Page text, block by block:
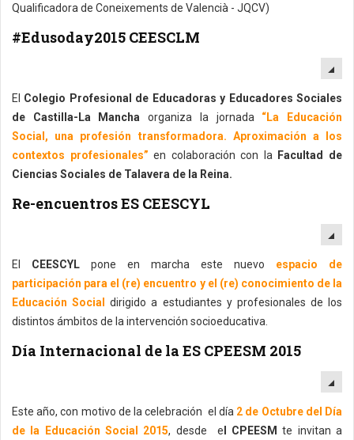
Qualificadora de Coneixements de Valencià - JQCV)
#Edusoday2015 CEESCLM
El Colegio Profesional de Educadoras y Educadores Sociales
de Castilla-La Mancha organiza la jornada “La Educación
Social, una profesión transformadora. Aproximación a los
contextos profesionales” en colaboración con la Facultad de
Ciencias Sociales de Talavera de la Reina.
Re-encuentros ES CEESCYL
El CEESCYL pone en marcha este nuevo espacio de
participación para el (re) encuentro y el (re) conocimiento de la
Educación Social
dirigido a estudiantes y profesionales de los
distintos ámbitos de la intervención socioeducativa.
Día Internacional de la ES CPEESM 2015
Este año, con motivo de la celebración el día 2 de Octubre del Día
de la Educación Social 2015, desde e l CPEESM te invitan a